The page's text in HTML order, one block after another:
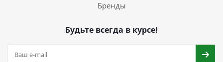
Бренды
Будьте всегда в курсе!